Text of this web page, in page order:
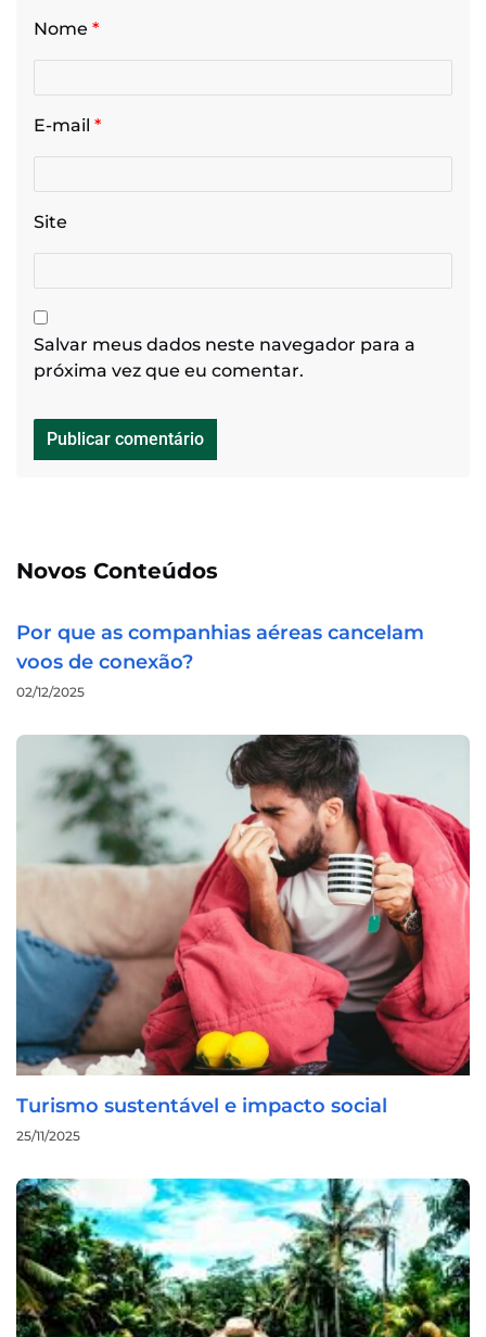
Nome *
E-mail *
Site
Salvar meus dados neste navegador para a
próxima vez que eu comentar.
Novos Conteúdos
Por que as companhias aéreas cancelam
voos de conexão?
02/12/2025
Turismo sustentável e impacto social
25/11/2025